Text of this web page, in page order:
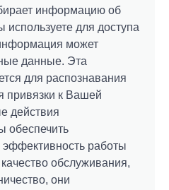
информацию об
используете для доступа
может
данные. Эта
для распознавания
привязки к Вашей
действия
обеспечить
эффективность работы
обслуживания,
они